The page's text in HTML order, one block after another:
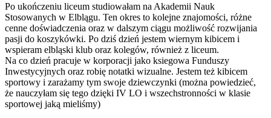
Po ukończeniu liceum studiowałam na Akademii Nauk
Stosowanych w Elblągu. Ten okres to kolejne znajomości, różne
cenne doświadczenia oraz w dalszym ciągu możliwość rozwijania
pasji do koszykówki. Po dziś dzień jestem wiernym kibicem i
wspieram elbląski klub oraz kolegów, również z liceum.
Na co dzień pracuje w korporacji jako ksiegowa Funduszy
Inwestycyjnych oraz robię notatki wizualne. Jestem też kibicem
sportowy i zarażamy tym swoje dziewczynki (można powiedzieć,
że nauczyłam się tego dzięki IV LO i wszechstronności w klasie
sportowej jaką mieliśmy)